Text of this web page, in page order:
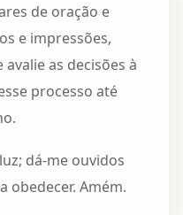
de oração e
e impressões,
as decisões à
processo até
dá-me ouvidos
obedecer. Amém.